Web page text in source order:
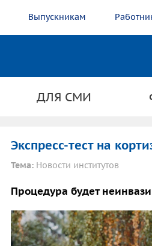
Выпускникам
ДЛЯ СМИ
Экспресс-тест на
Тема: Новости институтов
Процедура будет